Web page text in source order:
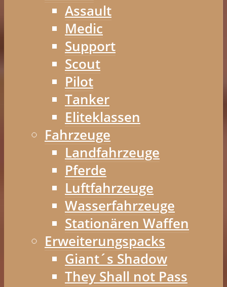
Assault
Medic
Support
Scout
Pilot
Tanker
Eliteklassen
Fahrzeuge
Landfahrzeuge
Pferde
Luftfahrzeuge
Wasserfahrzeuge
Stationären Waffen
Erweiterungspacks
Giant´s Shadow
They Shall not Pass